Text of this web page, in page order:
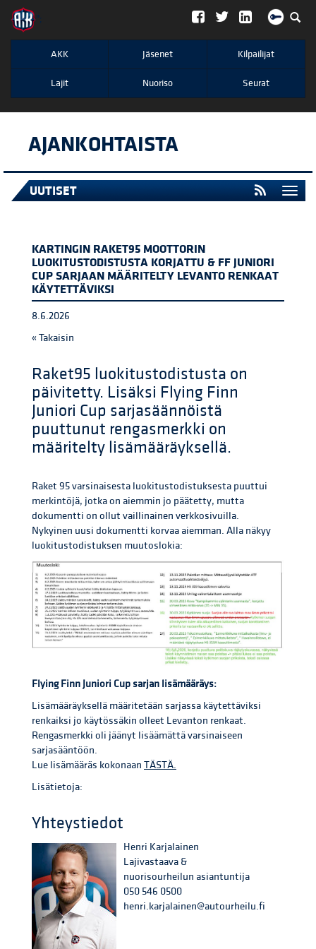
";
AKK Jäsenet Kilpailijat
Lajit Nuoriso Seurat
AJANKOHTAISTA
UUTISET
KARTINGIN RAKET95 MOOTTORIN
LUOKITUSTODISTUSTA KORJATTU & FF JUNIORI
CUP SARJAAN MÄÄRITELTY LEVANTO RENKAAT
KÄYTETTÄVIKSI
8.6.2026
« Takaisin
Raket95 luokitustodistusta on
päivitetty. Lisäksi Flying Finn
Juniori Cup sarjasäännöistä
puuttunut rengasmerkki on
määritelty lisämääräyksellä.
Raket 95 varsinaisesta luokitustodistuksesta puuttui
merkintöjä, jotka on aiemmin jo päätetty, mutta
dokumentti on ollut vaillinainen verkkosivuilla.
Nykyinen uusi dokumentti korvaa aiemman. Alla näkyy
luokitustodistuksen muutoslokia:
Flying Finn Juniori Cup sarjan lisämääräys:
Lisämääräyksellä määritetään sarjassa käytettäviksi
renkaiksi jo käytössäkin olleet Levanton renkaat.
Rengasmerkki oli jäänyt lisäämättä varsinaiseen
sarjasääntöön.
Lue lisämääräs kokonaan TÄSTÄ.
Lisätietoja:
Yhteystiedot
Henri Karjalainen
Lajivastaava &
nuorisourheilun asiantuntija
050 546 0500
henri.karjalainen@autourheilu.fi